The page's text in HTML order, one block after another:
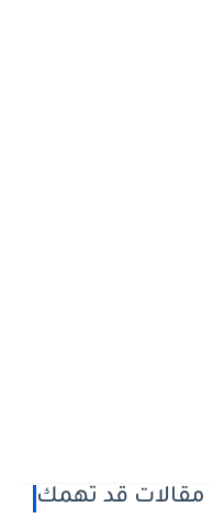
مقالات قد تهمك